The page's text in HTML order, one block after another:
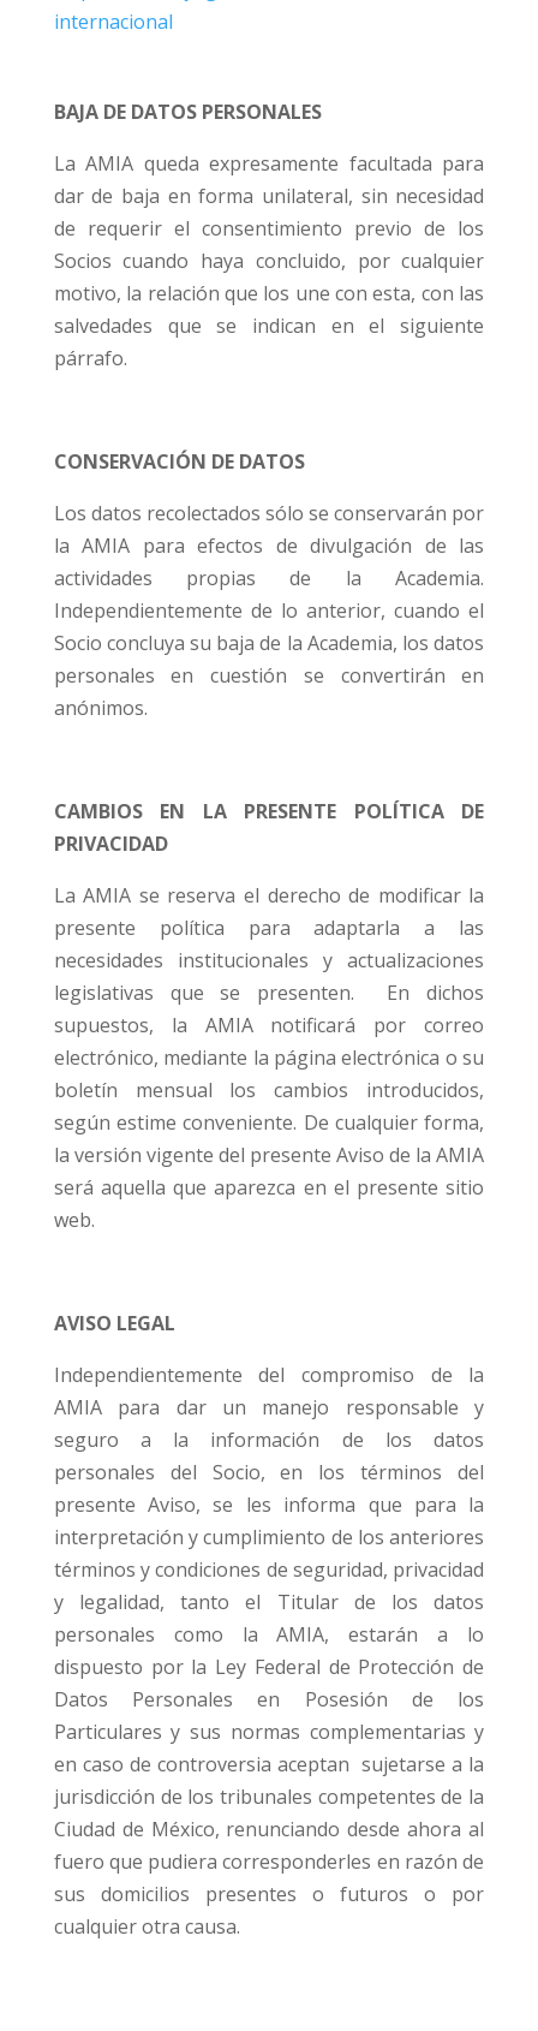
internacional
BAJA DE DATOS PERSONALES
La AMIA queda expresamente facultada para
dar de baja en forma unilateral, sin necesidad
de requerir el consentimiento previo de los
Socios cuando haya concluido, por cualquier
motivo, la relación que los une con esta, con las
salvedades que se indican en el siguiente
párrafo.
CONSERVACIÓN DE DATOS
Los datos recolectados sólo se conservarán por
la AMIA para efectos de divulgación de las
actividades propias de la Academia.
Independientemente de lo anterior, cuando el
Socio concluya su baja de la Academia, los datos
personales en cuestión se convertirán en
anónimos.
CAMBIOS EN LA PRESENTE POLÍTICA DE
PRIVACIDAD
La AMIA se reserva el derecho de modificar la
presente política para adaptarla a las
necesidades institucionales y actualizaciones
legislativas que se presenten. En dichos
supuestos, la AMIA notificará por correo
electrónico, mediante la página electrónica o su
boletín mensual los cambios introducidos,
según estime conveniente. De cualquier forma,
la versión vigente del presente Aviso de la AMIA
será aquella que aparezca en el presente sitio
web.
AVISO LEGAL
Independientemente del compromiso de la
AMIA para dar un manejo responsable y
seguro a la información de los datos
personales del Socio, en los términos del
presente Aviso, se les informa que para la
interpretación y cumplimiento de los anteriores
términos y condiciones de seguridad, privacidad
y legalidad, tanto el Titular de los datos
personales como la AMIA, estarán a lo
dispuesto por la Ley Federal de Protección de
Datos Personales en Posesión de los
Particulares y sus normas complementarias y
en caso de controversia aceptan sujetarse a la
jurisdicción de los tribunales competentes de la
Ciudad de México, renunciando desde ahora al
fuero que pudiera corresponderles en razón de
sus domicilios presentes o futuros o por
cualquier otra causa.